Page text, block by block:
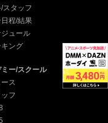
スタッフ
程/結果
ジュール
キング
ー/スクール
ス
ッフ